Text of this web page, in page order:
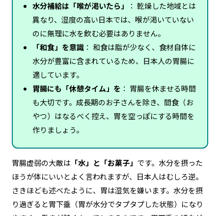
水分補給は「喉が渇いたら」 ： 乾燥した地域とは
異なり、湿度の高い日本では、喉が渇いていない
のに無理に水を飲む必要はありません。
「和食」を意識 ： 和食は脂が少なく、食材自体に
水分が豊富に含まれているため、日本人の胃腸に
適しています。
胃腸にも「休憩タイム」を ： 胃腸を休ませる時間
も大切です。成長期のお子さんを除き、間食（お
やつ）はなるべく控え、胃を空っぽにする時間を
作りましょう。
胃腸虚弱の大敵は 「水」と「お菓子」 です。水分を摂った
ほうが体にいいとよく言われますが、日本人はむしろ逆。
さきほども述べたように、胃は湿気を嫌います。水分を摂
り過ぎると胃下垂（胃が水分でタプタプした状態）になり